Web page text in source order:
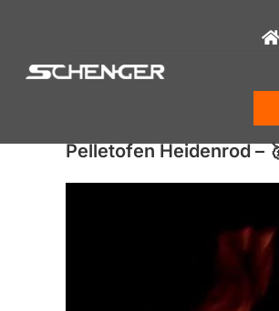
springen
Pelletofen Heidenrod –